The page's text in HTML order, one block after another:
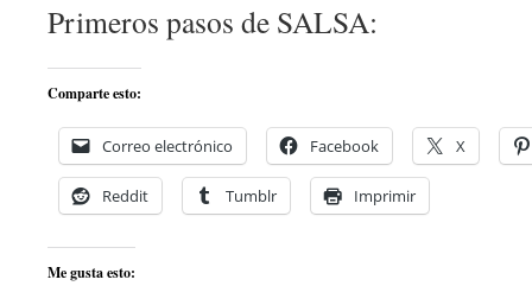
Primeros pasos de SALSA:
Comparte esto:
Correo electrónico Facebook X
Reddit Tumblr Imprimir
Me gusta esto: